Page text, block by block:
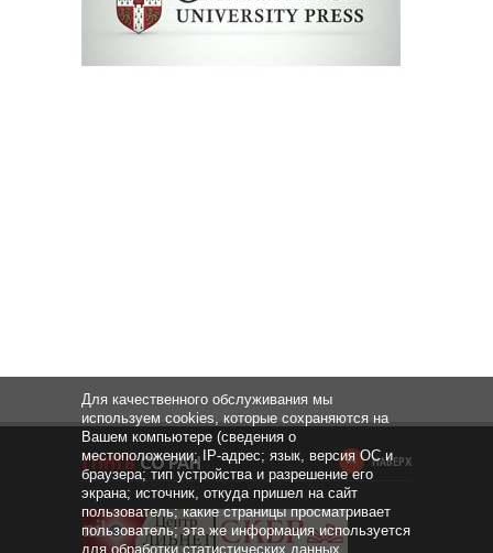
НАВЕРХ
Для качественного обслуживания мы
используем cookies, которые сохраняются на
Вашем компьютере (сведения о
местоположении; IP-адрес; язык, версия ОС и
браузера; тип устройства и разрешение его
экрана; источник, откуда пришел на сайт
пользователь; какие страницы просматривает
пользователь; эта же информация используется
для обработки статистических данных